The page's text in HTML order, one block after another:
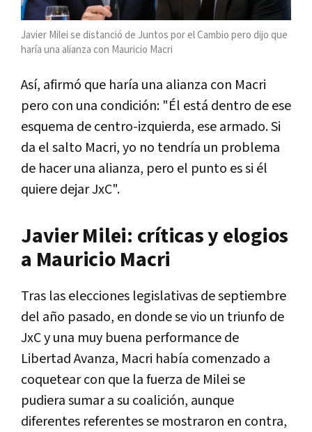
Javier Milei se distanció de Juntos por el Cambio pero dijo que
haría una alianza con Mauricio Macri
Así, afirmó que haría una alianza con Macri
pero con una condición: "Él está dentro de ese
esquema de centro-izquierda, ese armado. Si
da el salto Macri, yo no tendría un problema
de hacer una alianza, pero el punto es si él
quiere dejar JxC".
Javier Milei: críticas y elogios
a Mauricio Macri
Tras las elecciones legislativas de septiembre
del año pasado, en donde se vio un triunfo de
JxC y una muy buena performance de
Libertad Avanza, Macri había comenzado a
coquetear con que la fuerza de Milei se
pudiera sumar a su coalición, aunque
diferentes referentes se mostraron en contra,